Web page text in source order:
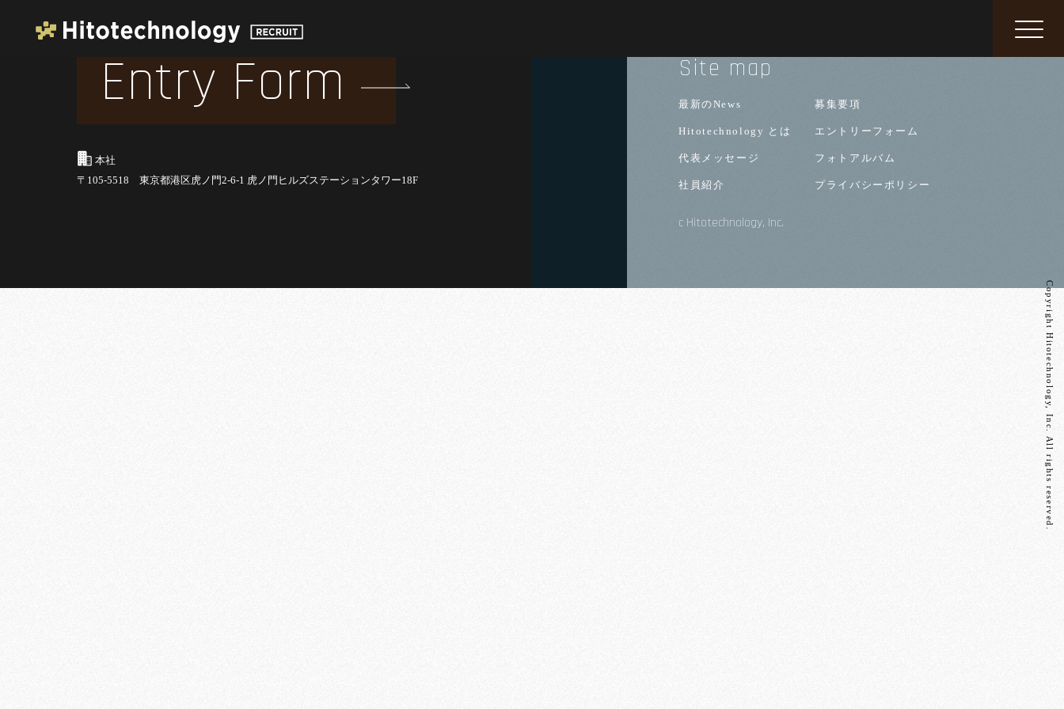
Entry Form
本社
〒105-5518 東京都港区虎ノ門2-6-1 虎ノ門ヒルズステーションタワー18F
Site map
最新のNews
Hitotechnology とは
代表メッセージ
社員紹介
募集要項
エントリーフォーム
フォトアルバム
プライバシーポリシー
c Hitotechnology, Inc.
Copyright Hitotechnology, Inc. All rights reserved.